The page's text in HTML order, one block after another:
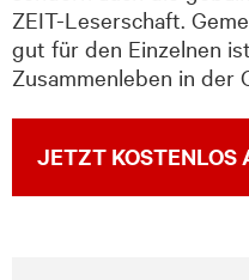
ZEIT-Leserschaft.
gut für den Einzelnen
Zusammenleben in der
JETZT KOSTENLOS